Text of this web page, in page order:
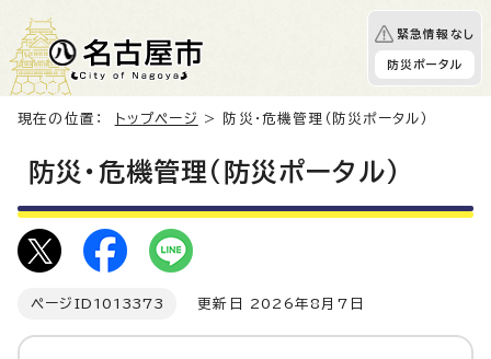
緊急情報なし
防災ポータル
現在の位置： トップページ > 防災・危機管理（防災ポータル）
防災・危機管理（防災ポータル）
ページID 1013373 更新日 2026年8月7日